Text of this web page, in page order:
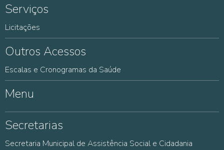
Serviços
Licitações
Outros Acessos
Escalas e Cronogramas da Saúde
Menu
Secretarias
Secretaria Municipal de Assistência Social e Cidadania